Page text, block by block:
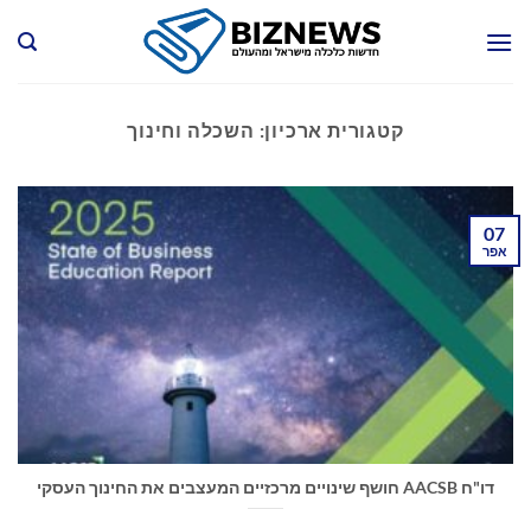
קטגורית ארכיון: השכלה וחינוך
דו"ח AACSB חושף שינויים מרכזיים המעצבים את החינוך העסקי
07
אפר